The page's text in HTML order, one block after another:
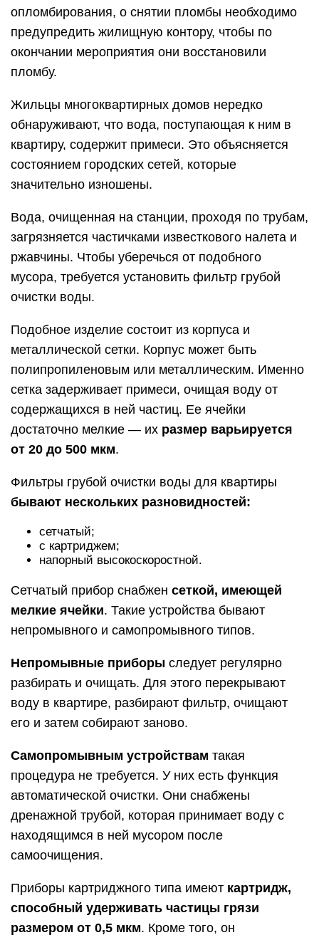
опломбирования, о снятии пломбы необходимо
предупредить жилищную контору, чтобы по
окончании мероприятия они восстановили
пломбу.
Жильцы многоквартирных домов нередко
обнаруживают, что вода, поступающая к ним в
квартиру, содержит примеси. Это объясняется
состоянием городских сетей, которые
значительно изношены.
Вода, очищенная на станции, проходя по трубам,
загрязняется частичками известкового налета и
ржавчины. Чтобы уберечься от подобного
мусора, требуется установить фильтр грубой
очистки воды.
Подобное изделие состоит из корпуса и
металлической сетки. Корпус может быть
полипропиленовым или металлическим. Именно
сетка задерживает примеси, очищая воду от
содержащихся в ней частиц. Ее ячейки
достаточно мелкие — их размер варьируется
от 20 до 500 мкм.
Фильтры грубой очистки воды для квартиры
бывают нескольких разновидностей:
сетчатый;
с картриджем;
напорный высокоскоростной.
Сетчатый прибор снабжен сеткой, имеющей
мелкие ячейки. Такие устройства бывают
непромывного и самопромывного типов.
Непромывные приборы следует регулярно
разбирать и очищать. Для этого перекрывают
воду в квартире, разбирают фильтр, очищают
его и затем собирают заново.
Самопромывным устройствам такая
процедура не требуется. У них есть функция
автоматической очистки. Они снабжены
дренажной трубой, которая принимает воду с
находящимся в ней мусором после
самоочищения.
Приборы картриджного типа имеют картридж,
способный удерживать частицы грязи
размером от 0,5 мкм. Кроме того, он